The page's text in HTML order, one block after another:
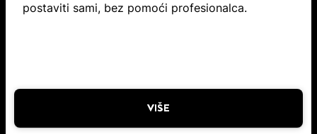
postaviti sami, bez pomoći profesionalca.
VIŠE